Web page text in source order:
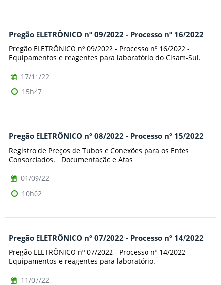
Pregão ELETRÔNICO nº 09/2022 - Processo nº 16/2022
Pregão ELETRÔNICO nº 09/2022 - Processo nº 16/2022 -
Equipamentos e reagentes para laboratório do Cisam-Sul.
17/11/22
15h47
Pregão ELETRÔNICO nº 08/2022 - Processo nº 15/2022
Registro de Preços de Tubos e Conexões para os Entes
Consorciados. Documentação e Atas
01/09/22
10h02
Pregão ELETRÔNICO nº 07/2022 - Processo nº 14/2022
Pregão ELETRÔNICO nº 07/2022 - Processo nº 14/2022 -
Equipamentos e reagentes para laboratório.
11/07/22